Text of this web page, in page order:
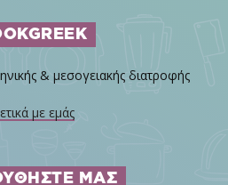
& μεσογειακής διατροφής
με εμάς
ΜΑΣ